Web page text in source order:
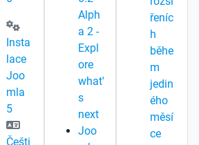
Insta
lace
Joo
mla
5
Češti
Alph
a 2 -
Expl
ore
what'
s
next
Joo
řeníc
h
běhe
m
jedin
ého
měsí
ce